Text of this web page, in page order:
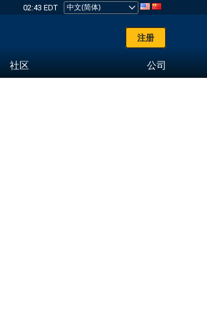
02:43 EDT
注册
社区 公司